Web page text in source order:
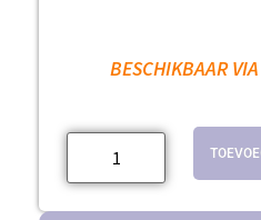
BESCHIKBAAR